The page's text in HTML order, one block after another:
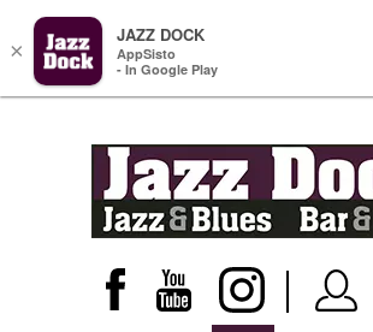
×
JAZZ DOCK
AppSisto
- In Google Play